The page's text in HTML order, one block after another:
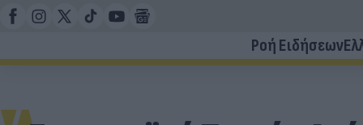
Ροή Ειδήσεων